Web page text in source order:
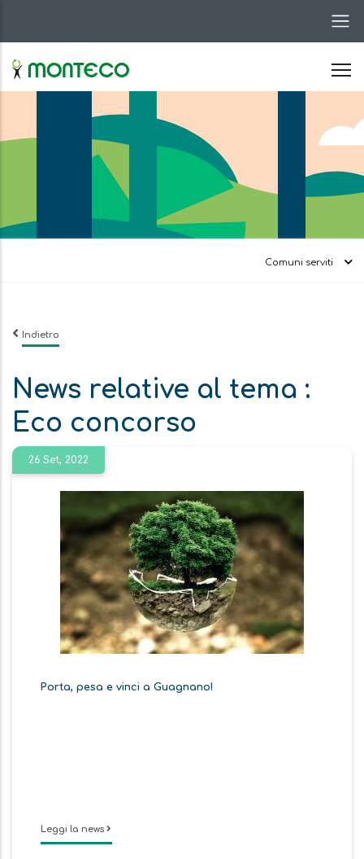
al
contenuto
principale
Comuni serviti
Indietro
News relative al tema :
Eco concorso
26 Set, 2022
Porta, pesa e vinci a Guagnano!
Leggi la news